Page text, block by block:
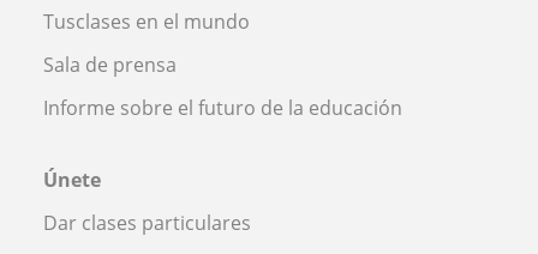
Tusclases en el mundo
Sala de prensa
Informe sobre el futuro de la educación
Únete
Dar clases particulares